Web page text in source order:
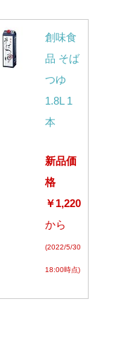
創味食
品 そば
つゆ
1.8L 1
本
新品価
格
￥1,220
から
(2022/5/30
18:00時点)